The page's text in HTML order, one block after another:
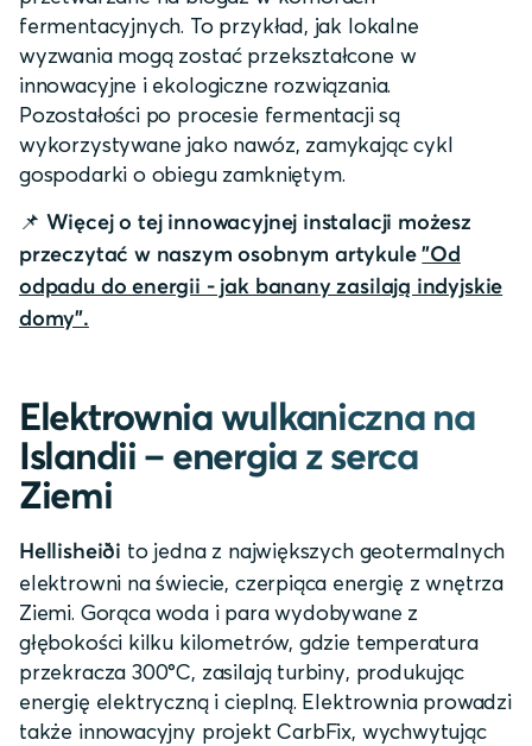
fermentacyjnych. To przykład, jak lokalne
wyzwania mogą zostać przekształcone w
innowacyjne i ekologiczne rozwiązania.
Pozostałości po procesie fermentacji są
wykorzystywane jako nawóz, zamykając cykl
gospodarki o obiegu zamkniętym.
📌 Więcej o tej innowacyjnej instalacji możesz
przeczytać w naszym osobnym artykule"Od
odpadu do energii - jak banany zasilają indyjskie
domy".
Elektrownia wulkaniczna na
Islandii – energia z serca
Ziemi
Hellisheiði to jedna z największych geotermalnych
elektrowni na świecie, czerpiąca energię z wnętrza
Ziemi. Gorąca woda i para wydobywane z
głębokości kilku kilometrów, gdzie temperatura
przekracza 300°C, zasilają turbiny, produkując
energię elektryczną i cieplną. Elektrownia prowadzi
także innowacyjny projekt CarbFix, wychwytując